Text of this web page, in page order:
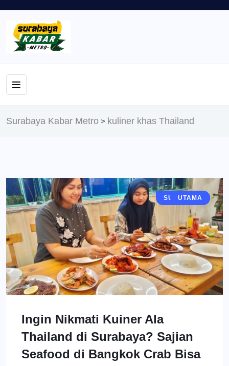
Surabaya Kabar Metro > kuliner khas Thailand
BERITA
SURABAYA
UTAMA
Ingin Nikmati Kuiner Ala
Thailand di Surabaya? Sajian
Seafood di Bangkok Crab Bisa